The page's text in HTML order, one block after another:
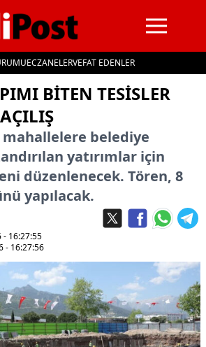
ECZANELERVEFAT EDENLER
BITEN TESISLER
mahallelere belediye
yatırımlar için
düzenlenecek. Tören, 8
yapılacak.
- 16:27:55
- 16:27:56